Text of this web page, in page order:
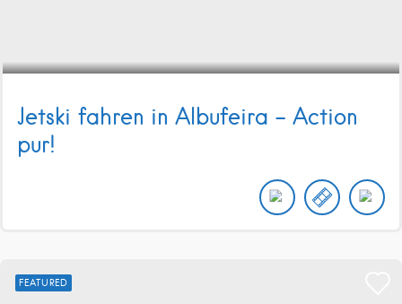
Jetski fahren in Albufeira – Action
pur!
FEATURED